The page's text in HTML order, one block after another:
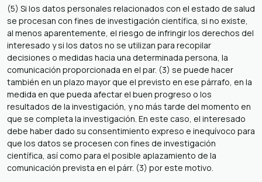
(5) Si los datos personales relacionados con el estado de salud
se procesan con fines de investigación científica, si no existe,
al menos aparentemente, el riesgo de infringir los derechos del
interesado y si los datos no se utilizan para recopilar
decisiones o medidas hacia una determinada persona, la
comunicación proporcionada en el par. (3) se puede hacer
también en un plazo mayor que el previsto en ese párrafo, en la
medida en que pueda afectar el buen progreso o los
resultados de la investigación, y no más tarde del momento en
que se completa la investigación. En este caso, el interesado
debe haber dado su consentimiento expreso e inequívoco para
que los datos se procesen con fines de investigación
científica, así como para el posible aplazamiento de la
comunicación prevista en el párr. (3) por este motivo.